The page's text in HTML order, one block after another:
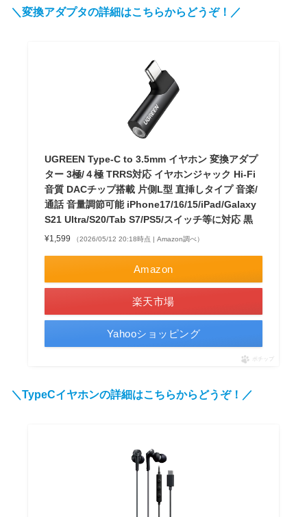
＼変換アダプタの詳細はこちらからどうぞ！／
UGREEN Type-C to 3.5mm イヤホン 変換アダプ
ター 3極/４極 TRRS対応 イヤホンジャック Hi-Fi
音質 DACチップ搭載 片側L型 直挿しタイプ 音楽/
通話 音量調節可能 iPhone17/16/15/iPad/Galaxy
S21 Ultra/S20/Tab S7/PS5/スイッチ等に対応 黒
¥1,599 （2026/05/12 20:18時点 | Amazon調べ）
Amazon
楽天市場
Yahooショッピング
ポチップ
＼TypeCイヤホンの詳細はこちらからどうぞ！／